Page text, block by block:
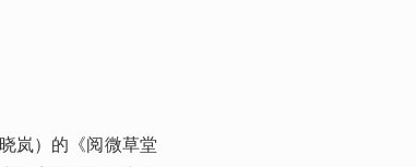
岚）的《阅微草堂